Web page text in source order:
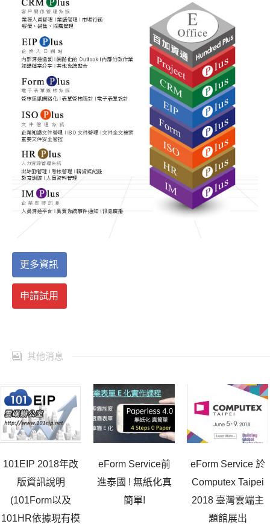
更多資訊
申請試用
其他消息
101EIP 2018年改
版資訊說明
(101Form以及
101HR依據現有模
eForm Service前
進泰國 ! 無紙化真
簡單!
eForm Service 於
Computex Taipei
2018 臺灣雲端主
題館展出